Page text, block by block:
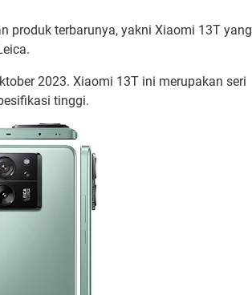
produk terbarunya, yakni Xiaomi 13T yang
2023. Xiaomi 13T ini merupakan seri
tinggi.